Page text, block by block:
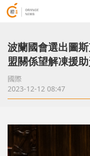
波蘭國會選出圖
盟關係望解凍援
國際
2023-12-12 08:47